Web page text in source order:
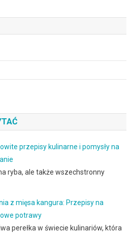
przepisy kulinarne i pomysły na
ryba, ale także wszechstronny
z mięsa kangura: Przepisy na
potrawy
perełka w świecie kulinariów, która